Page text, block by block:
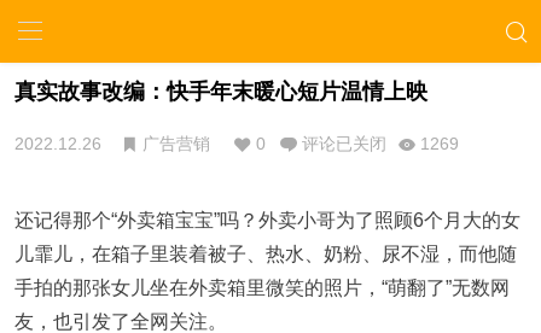
真实故事改编：快手年末暖心短片温情上映
2022.12.26 广告营销 0 评论已关闭 1269
还记得那个“外卖箱宝宝”吗？外卖小哥为了照顾6个月大的女
儿霏儿，在箱子里装着被子、热水、奶粉、尿不湿，而他随
手拍的那张女儿坐在外卖箱里微笑的照片，“萌翻了”无数网
友，也引发了全网关注。